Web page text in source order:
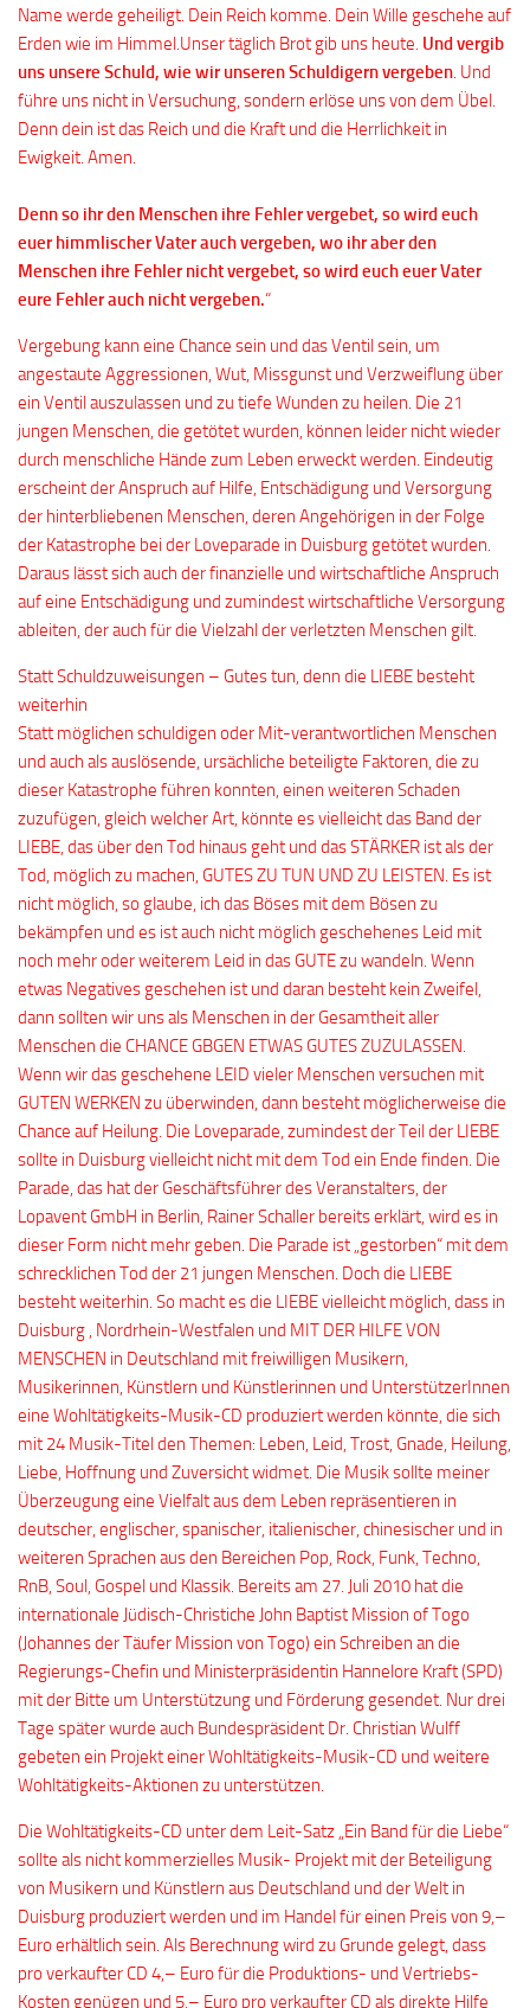
Name werde geheiligt. Dein Reich komme. Dein Wille geschehe auf
Erden wie im Himmel.Unser täglich Brot gib uns heute. Und vergib
uns unsere Schuld, wie wir unseren Schuldigern vergeben. Und
führe uns nicht in Versuchung, sondern erlöse uns von dem Übel.
Denn dein ist das Reich und die Kraft und die Herrlichkeit in
Ewigkeit. Amen.
Denn so ihr den Menschen ihre Fehler vergebet, so wird euch
euer himmlischer Vater auch vergeben, wo ihr aber den
Menschen ihre Fehler nicht vergebet, so wird euch euer Vater
eure Fehler auch nicht vergeben.“
Vergebung kann eine Chance sein und das Ventil sein, um
angestaute Aggressionen, Wut, Missgunst und Verzweiflung über
ein Ventil auszulassen und zu tiefe Wunden zu heilen. Die 21
jungen Menschen, die getötet wurden, können leider nicht wieder
durch menschliche Hände zum Leben erweckt werden. Eindeutig
erscheint der Anspruch auf Hilfe, Entschädigung und Versorgung
der hinterbliebenen Menschen, deren Angehörigen in der Folge
der Katastrophe bei der Loveparade in Duisburg getötet wurden.
Daraus lässt sich auch der finanzielle und wirtschaftliche Anspruch
auf eine Entschädigung und zumindest wirtschaftliche Versorgung
ableiten, der auch für die Vielzahl der verletzten Menschen gilt.
Statt Schuldzuweisungen – Gutes tun, denn die LIEBE besteht
weiterhin
Statt möglichen schuldigen oder Mit-verantwortlichen Menschen
und auch als auslösende, ursächliche beteiligte Faktoren, die zu
dieser Katastrophe führen konnten, einen weiteren Schaden
zuzufügen, gleich welcher Art, könnte es vielleicht das Band der
LIEBE, das über den Tod hinaus geht und das STÄRKER ist als der
Tod, möglich zu machen, GUTES ZU TUN UND ZU LEISTEN. Es ist
nicht möglich, so glaube, ich das Böses mit dem Bösen zu
bekämpfen und es ist auch nicht möglich geschehenes Leid mit
noch mehr oder weiterem Leid in das GUTE zu wandeln. Wenn
etwas Negatives geschehen ist und daran besteht kein Zweifel,
dann sollten wir uns als Menschen in der Gesamtheit aller
Menschen die CHANCE GBGEN ETWAS GUTES ZUZULASSEN.
Wenn wir das geschehene LEID vieler Menschen versuchen mit
GUTEN WERKEN zu überwinden, dann besteht möglicherweise die
Chance auf Heilung. Die Loveparade, zumindest der Teil der LIEBE
sollte in Duisburg vielleicht nicht mit dem Tod ein Ende finden. Die
Parade, das hat der Geschäftsführer des Veranstalters, der
Lopavent GmbH in Berlin, Rainer Schaller bereits erklärt, wird es in
dieser Form nicht mehr geben. Die Parade ist „gestorben“ mit dem
schrecklichen Tod der 21 jungen Menschen. Doch die LIEBE
besteht weiterhin. So macht es die LIEBE vielleicht möglich, dass in
Duisburg , Nordrhein-Westfalen und MIT DER HILFE VON
MENSCHEN in Deutschland mit freiwilligen Musikern,
Musikerinnen, Künstlern und Künstlerinnen und UnterstützerInnen
eine Wohltätigkeits-Musik-CD produziert werden könnte, die sich
mit 24 Musik-Titel den Themen: Leben, Leid, Trost, Gnade, Heilung,
Liebe, Hoffnung und Zuversicht widmet. Die Musik sollte meiner
Überzeugung eine Vielfalt aus dem Leben repräsentieren in
deutscher, englischer, spanischer, italienischer, chinesischer und in
weiteren Sprachen aus den Bereichen Pop, Rock, Funk, Techno,
RnB, Soul, Gospel und Klassik. Bereits am 27. Juli 2010 hat die
internationale Jüdisch-Christiche John Baptist Mission of Togo
(Johannes der Täufer Mission von Togo) ein Schreiben an die
Regierungs-Chefin und Ministerpräsidentin Hannelore Kraft (SPD)
mit der Bitte um Unterstützung und Förderung gesendet. Nur drei
Tage später wurde auch Bundespräsident Dr. Christian Wulff
gebeten ein Projekt einer Wohltätigkeits-Musik-CD und weitere
Wohltätigkeits-Aktionen zu unterstützen.
Die Wohltätigkeits-CD unter dem Leit-Satz „Ein Band für die Liebe“
sollte als nicht kommerzielles Musik- Projekt mit der Beteiligung
von Musikern und Künstlern aus Deutschland und der Welt in
Duisburg produziert werden und im Handel für einen Preis von 9,–
Euro erhältlich sein. Als Berechnung wird zu Grunde gelegt, dass
pro verkaufter CD 4,– Euro für die Produktions- und Vertriebs-
Kosten genügen und 5,– Euro pro verkaufter CD als direkte Hilfe